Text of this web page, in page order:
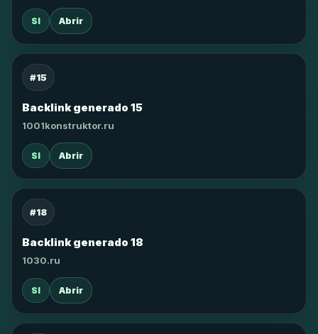
SI Abrir
#15
Backlink generado 15
1001konstruktor.ru
SI Abrir
#18
Backlink generado 18
1030.ru
SI Abrir